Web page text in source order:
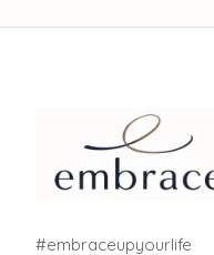
#embraceupyourlife